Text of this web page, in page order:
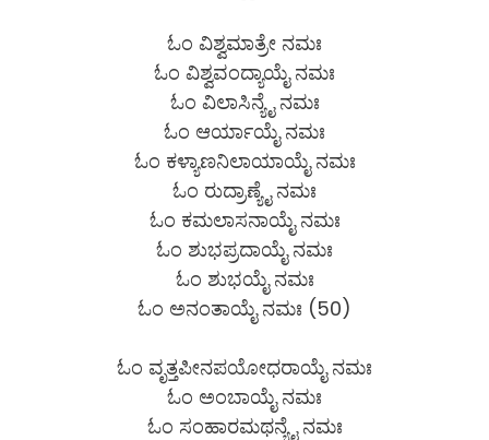
ಓಂ ವಿಶ್ವಮಾತ್ರೇ ನಮಃ
ಓಂ ವಿಶ್ವವಂದ್ಯಾಯೈ ನಮಃ
ಓಂ ವಿಲಾಸಿನ್ಯೈ ನಮಃ
ಓಂ ಆರ್ಯಾಯೈ ನಮಃ
ಓಂ ಕಳ್ಯಾಣನಿಲಾಯಾಯೈ ನಮಃ
ಓಂ ರುದ್ರಾಣ್ಯೈ ನಮಃ
ಓಂ ಕಮಲಾಸನಾಯೈ ನಮಃ
ಓಂ ಶುಭಪ್ರದಾಯೈ ನಮಃ
ಓಂ ಶುಭಯೈ ನಮಃ
ಓಂ ಅನಂತಾಯೈ ನಮಃ (50)
ಓಂ ವೃತ್ತಪೀನಪಯೋಧರಾಯೈ ನಮಃ
ಓಂ ಅಂಬಾಯೈ ನಮಃ
ಓಂ ಸಂಹಾರಮಥನ್ಯೈ ನಮಃ